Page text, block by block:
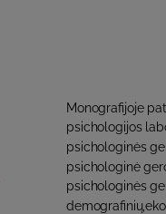
Monografijoje
psichologijos
psichologinės
psichologinė
psichologinės